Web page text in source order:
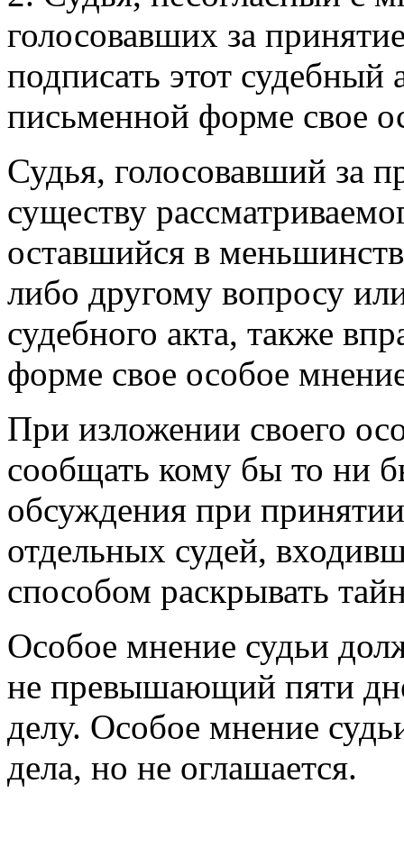
голосовавших за
подписать этот судебный
письменной форме свое
Судья, голосовавший за
существу
оставшийся в
либо другому вопросу
судебного акта, также
форме свое особое
При изложении своего
сообщать кому бы то ни
обсуждения при
отдельных судей,
способом раскрывать
Особое мнение судьи
не превышающий пяти
делу. Особое мнение
дела, но не оглашается.